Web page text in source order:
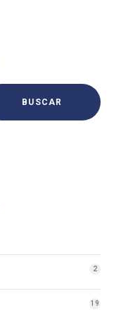
BUSCAR
2
19